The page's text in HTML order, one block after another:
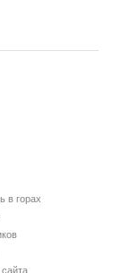
в горах